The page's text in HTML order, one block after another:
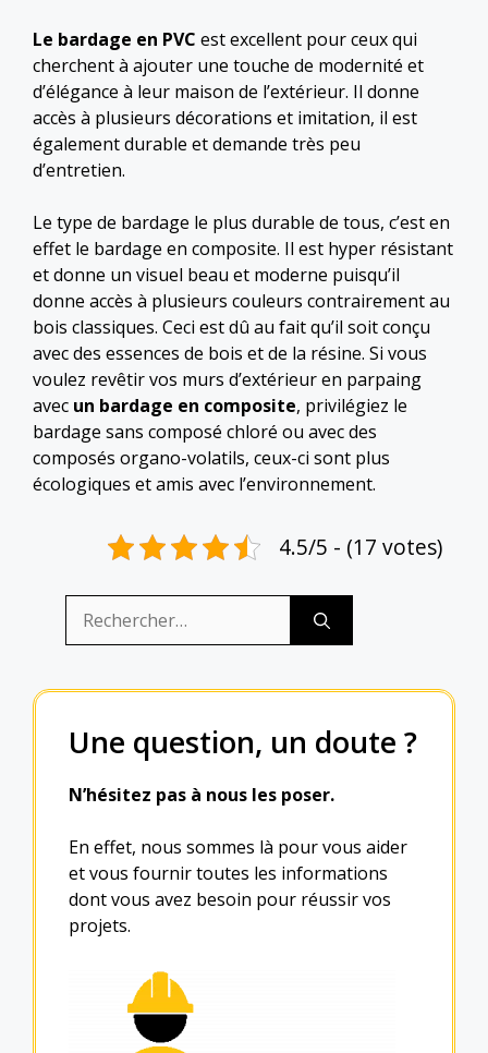
Le bardage en PVC est excellent pour ceux qui
cherchent à ajouter une touche de modernité et
d’élégance à leur maison de l’extérieur. Il donne
accès à plusieurs décorations et imitation, il est
également durable et demande très peu
d’entretien.
Le type de bardage le plus durable de tous, c’est en
effet le bardage en composite. Il est hyper résistant
et donne un visuel beau et moderne puisqu’il
donne accès à plusieurs couleurs contrairement au
bois classiques. Ceci est dû au fait qu’il soit conçu
avec des essences de bois et de la résine. Si vous
voulez revêtir vos murs d’extérieur en parpaing
avec un bardage en composite, privilégiez le
bardage sans composé chloré ou avec des
composés organo-volatils, ceux-ci sont plus
écologiques et amis avec l’environnement.
4.5/5 - (17 votes)
Une question, un doute ?
N’hésitez pas à nous les poser.
En effet, nous sommes là pour vous aider
et vous fournir toutes les informations
dont vous avez besoin pour réussir vos
projets.